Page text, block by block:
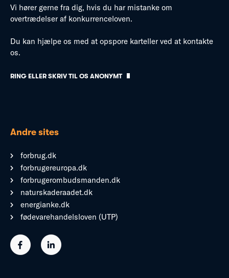
Vi hører gerne fra dig, hvis du har mistanke om
overtrædelser af konkurrenceloven.
Du kan hjælpe os med at opspore karteller ved at kontakte
os.
RING ELLER SKRIV TIL OS ANONYMT
Andre sites
forbrug.dk
forbrugereuropa.dk
forbrugerombudsmanden.dk
naturskaderaadet.dk
energianke.dk
fødevarehandelsloven (UTP)